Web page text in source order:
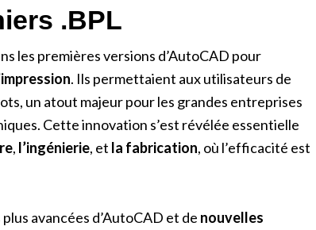
.BPL
les premières versions d’AutoCAD pour
. Ils permettaient aux utilisateurs de
un atout majeur pour les grandes entreprises
Cette innovation s’est révélée essentielle
, l’ingénierie, et la fabrication, où l’efficacité est
avancées d’AutoCAD et de nouvelles